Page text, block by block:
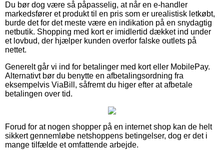
Du bør dog være så påpasselig, at når en e-handler
markedsfører et produkt til en pris som er urealistisk letkøbt,
burde det for det meste være en indikation på en snydagtig
netbutik. Shopping med kort er imidlertid dækket ind under
et lovbud, der hjælper kunden overfor falske outlets på
nettet.
Generelt går vi ind for betalinger med kort eller MobilePay.
Alternativt bør du benytte en afbetalingsordning fra
eksempelvis ViaBill, såfremt du higer efter at afbetale
betalingen over tid.
Forud for at nogen shopper på en internet shop kan de helt
sikkert gennemløbe netshoppens betingelser, dog er det i
mange tilfælde et omfattende arbejde.